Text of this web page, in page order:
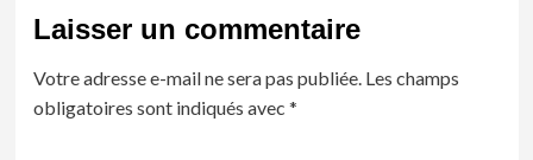
Laisser un commentaire
Votre adresse e-mail ne sera pas publiée. Les champs
obligatoires sont indiqués avec *